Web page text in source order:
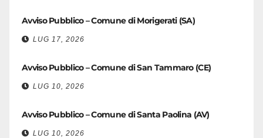
Avviso Pubblico – Comune di Morigerati (SA)
LUG 17, 2026
Avviso Pubblico – Comune di San Tammaro (CE)
LUG 10, 2026
Avviso Pubblico – Comune di Santa Paolina (AV)
LUG 10, 2026